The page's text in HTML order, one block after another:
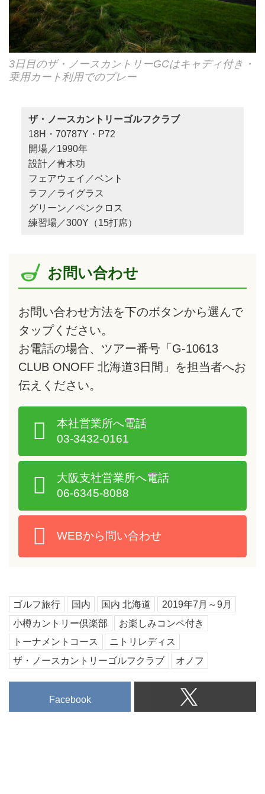
3日目のザ・ノースカントリーGCはキャディ付き・
乗用カート利用でのプレー
ザ・ノースカントリーゴルフクラブ
18H・70787Y・P72
開場／1990年
設計／青木功
フェアウェイ／ベント
ラフ／ライグラス
グリーン／ペンクロス
練習場／300Y（15打席）
お問い合わせ
お問い合わせ方法を下のボタンから選んで
タップください。
お電話の場合、ツアー番号「G-10613
CLUB ONOFF 北海道3日間」を担当者へお
伝えください。
本社営業所へ電話
03-3432-0161
大阪支社営業所へ電話
06-6345-8088
WEBから問い合わせ
ゴルフ旅行 国内 国内 北海道
2019年7月～9月
小樽カントリー倶楽部
お楽しみコンペ付き
トーナメントコース
ニトリレディス
ザ・ノースカントリーゴルフクラブ
オノフ
Facebook